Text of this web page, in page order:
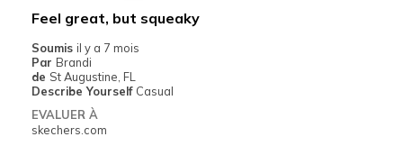
Les meilleures utilisations
Width
Sizing
Feels true to size
View On Shoes
Feel great, but squeaky
Soumis il y a 7 mois
Par Brandi
de St Augustine, FL
Describe Yourself Casual
EVALUER À
skechers.com